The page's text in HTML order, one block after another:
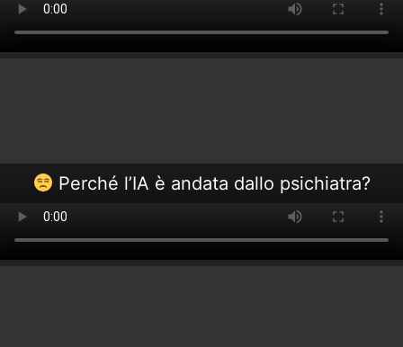
Perché l’IA è andata dallo psichiatra?